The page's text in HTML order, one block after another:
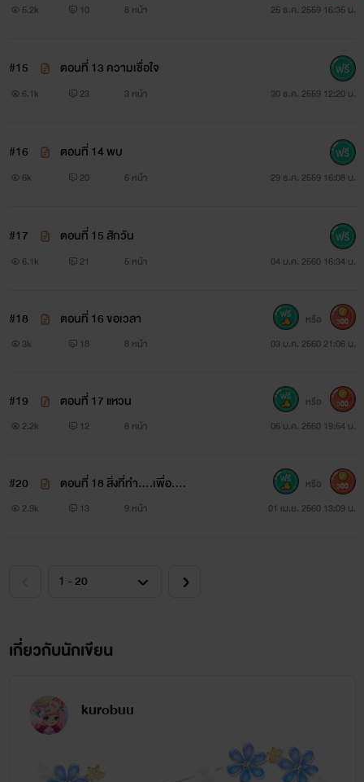
5.2k 10 8 หน้า 25 ธ.ค. 2559 16:35 น.
#15 ตอนที่ 13 ความเชื่อใจ
6.1k 23 3 หน้า 30 ธ.ค. 2559 12:20 น.
#16 ตอนที่ 14 พบ
6k 20 6 หน้า 29 ธ.ค. 2559 16:08 น.
#17 ตอนที่ 15 สักวัน
6.1k 21 5 หน้า 04 ม.ค. 2560 16:34 น.
#18 ตอนที่ 16 ขอเวลา
3k 18 8 หน้า 03 ม.ค. 2560 21:06 น.
หรือ 300
#19 ตอนที่ 17 แหวน
2.2k 12 8 หน้า 06 ม.ค. 2560 19:54 น.
หรือ 300
#20 ตอนที่ 18 สิ่งที่ทำ....เพื่อ....
2.9k 13 9 หน้า 01 เม.ย. 2560 13:09 น.
หรือ 300
เกี่ยวกับนักเขียน
kurobuu